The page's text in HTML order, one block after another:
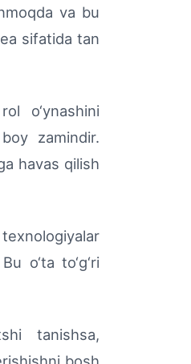
va bu
sifatida tan
o‘ynashini
zamindir.
havas qilish
o‘ta to‘g‘ri
tanishsa,